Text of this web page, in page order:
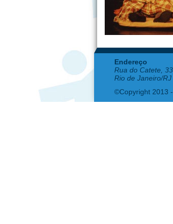
Endereço
Rua do Catete,
Rio de Janeiro/RJ
©Copyright 2013